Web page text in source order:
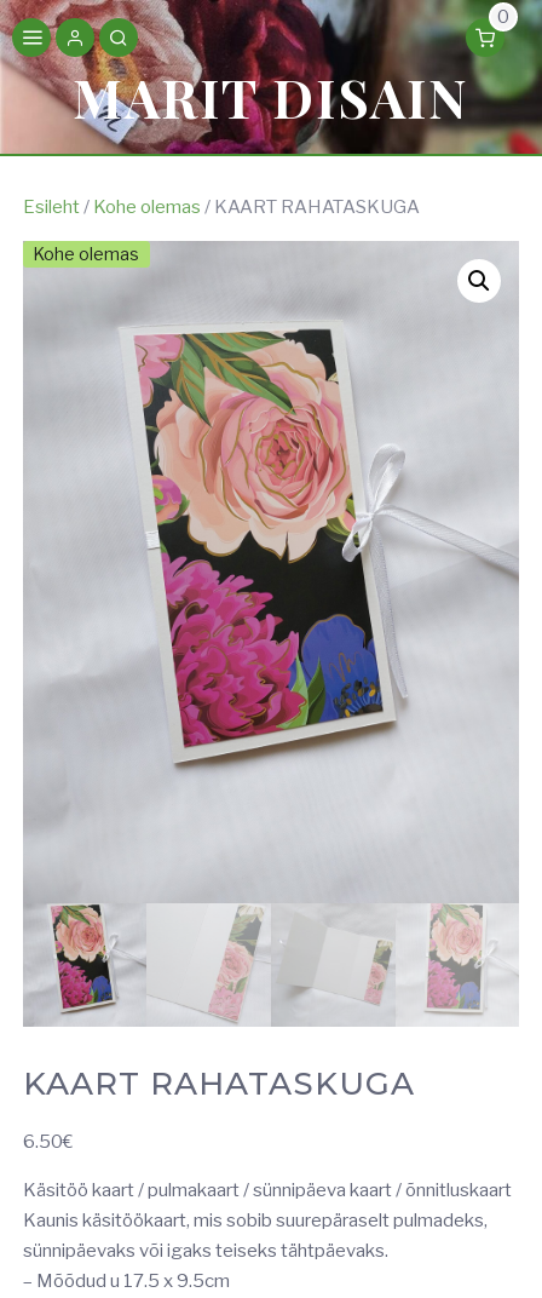
0
MARIT DISAIN
Esileht/ Kohe olemas / KAART RAHATASKUGA
Kohe olemas
KAART RAHATASKUGA
6.50€
Käsitöö kaart / pulmakaart / sünnipäeva kaart / õnnitluskaart
Kaunis käsitöökaart, mis sobib suurepäraselt pulmadeks,
sünnipäevaks või igaks teiseks tähtpäevaks.
– Mõõdud u 17.5 x 9.5cm